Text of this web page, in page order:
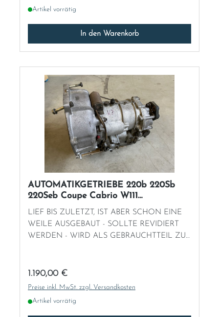
Artikel vorrätig
In den Warenkorb
AUTOMATIKGETRIEBE 220b 220Sb
220Seb Coupe Cabrio W111
"GEBRAUCHT"
LIEF BIS ZULETZT, IST ABER SCHON EINE
WEILE AUSGEBAUT - SOLLTE REVIDIERT
WERDEN - WIRD ALS GEBRAUCHTTEIL ZUR
Regulärer Preis:
1.190,00 €
Preise inkl. MwSt. zzgl. Versandkosten
Artikel vorrätig